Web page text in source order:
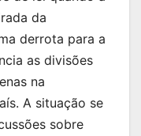
da
derrota para a
as divisões
na
A situação se
sobre